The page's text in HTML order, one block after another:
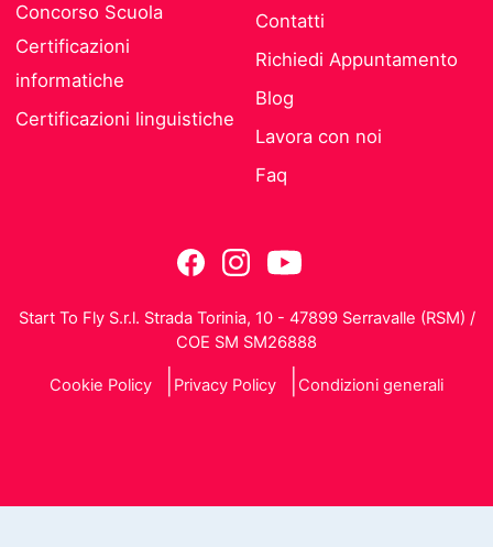
Concorso Scuola
Certificazioni
informatiche
Certificazioni linguistiche
Contatti
Richiedi Appuntamento
Blog
Lavora con noi
Faq
Start To Fly S.r.l. Strada Torinia, 10 - 47899 Serravalle (RSM) /
COE SM SM26888
Cookie Policy Privacy Policy Condizioni generali